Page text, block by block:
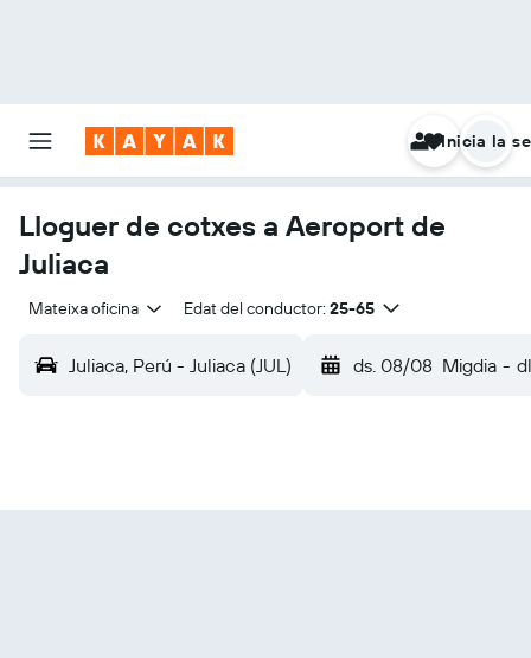
Inicia la
Lloguer de cotxes a Aeroport de
Juliaca
Mateixa oficina Edat del conductor: 25-65
Juliaca, Perú - Juliaca (JUL) ds. 08/08 Migdia -